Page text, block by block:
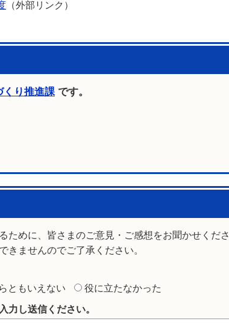
（外部リンク）
くり推進課 です。
ために、皆さまのご意見・ご感想をお聞かせくだ
きませんのでご了承ください。
ともいえない 役に立たなかった
力し送信ください。